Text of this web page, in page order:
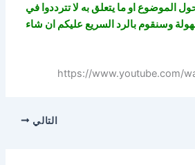
الموضوع او ما يتعلق به لا تترددوا في
وسنقوم بالرد السريع عليكم ان شاء
https://www.youtube.com/
التالي